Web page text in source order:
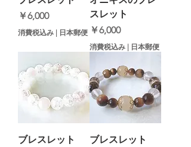
価格
￥6,000
消費税込み | 日本郵便
スレット
価格
￥6,000
消費税込み | 日本郵便
ブレスレット
ブレスレット